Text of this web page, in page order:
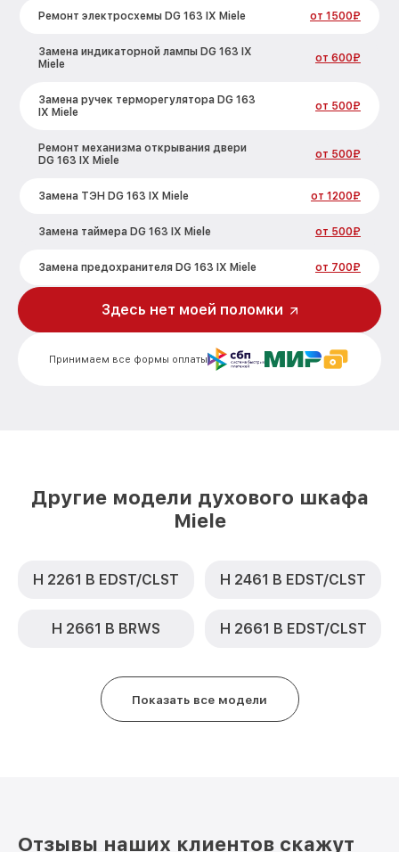
Ремонт электросхемы DG 163 IX Miele от 1500₽
Замена индикаторной лампы DG 163 IX
Miele
от 600₽
Замена ручек терморегулятора DG 163
IX Miele
от 500₽
Ремонт механизма открывания двери
DG 163 IX Miele
от 500₽
Замена ТЭН DG 163 IX Miele от 1200₽
Замена таймера DG 163 IX Miele от 500₽
Замена предохранителя DG 163 IX Miele от 700₽
Замена шнура питания DG 163 IX Miele
Замена панели управления DG 163 IX
Принимаем все формы оплаты
Здесь нет моей поломки
Другие модели духового шкафа
Miele
H 2261 B EDST/CLST H 2461 B EDST/CLST
H 2661 B BRWS H 2661 B EDST/CLST
Показать все модели
Отзывы наших клиентов скажут